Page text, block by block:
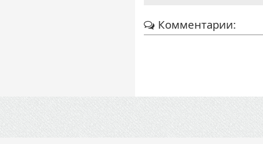
Комментарии: